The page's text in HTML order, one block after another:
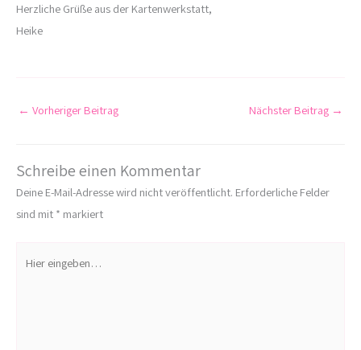
Herzliche Grüße aus der Kartenwerkstatt,
Heike
← Vorheriger Beitrag Nächster Beitrag →
Schreibe einen Kommentar
Deine E-Mail-Adresse wird nicht veröffentlicht. Erforderliche Felder
sind mit * markiert
eingeben…